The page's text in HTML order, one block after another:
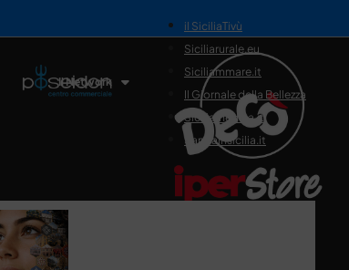
Il Network
il SiciliaTivù
Siciliarurale.eu
Siciliammare.it
Il Giornale della Bellezza
Siciliamedica.it
Sanitainsicilia.it